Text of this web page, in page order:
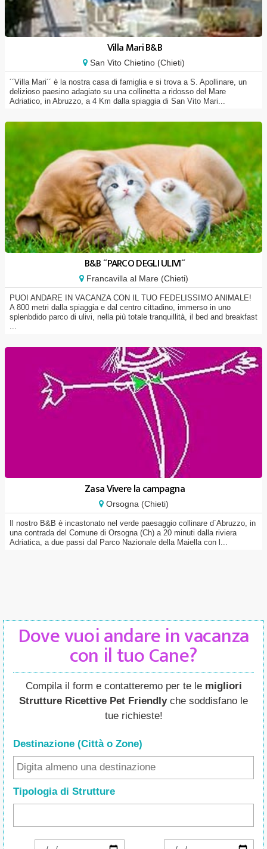
Villa Mari B&B
San Vito Chietino (Chieti)
´´Villa Mari´´ è la nostra casa di famiglia e si trova a S. Apollinare, un
delizioso paesino adagiato su una collinetta a ridosso del Mare
Adriatico, in Abruzzo, a 4 Km dalla spiaggia di San Vito Mari...
B&B ´´PARCO DEGLI ULIVI´´
Francavilla al Mare (Chieti)
PUOI ANDARE IN VACANZA CON IL TUO FEDELISSIMO ANIMALE!
A 800 metri dalla spiaggia e dal centro cittadino, immerso in uno
splenbdido parco di ulivi, nella più totale tranquillità, il bed and breakfast
...
Zasa Vivere la campagna
Orsogna (Chieti)
Il nostro B&B è incastonato nel verde paesaggio collinare d´Abruzzo, in
una contrada del Comune di Orsogna (Ch) a 20 minuti dalla riviera
Adriatica, a due passi dal Parco Nazionale della Maiella con l...
Dove vuoi andare in vacanza
con il tuo Cane?
Compila il form e contatteremo per te le migliori
Strutture Ricettive Pet Friendlyche soddisfano le
tue richieste!
Destinazione (Città o Zone)
Tipologia di Strutture